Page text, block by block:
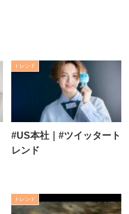
トレンド
#US本社｜#ツイッタート
レンド
トレンド